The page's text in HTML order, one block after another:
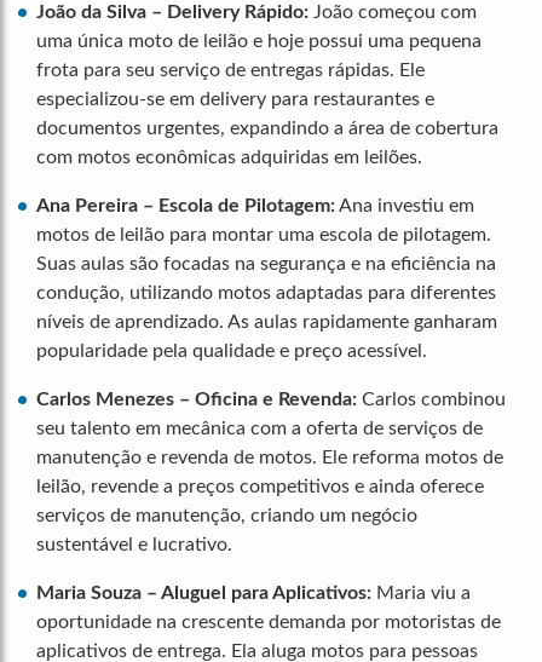
João da Silva – Delivery Rápido: João começou com
uma única moto de leilão e hoje possui uma pequena
frota para seu serviço de entregas rápidas. Ele
especializou-se em delivery para restaurantes e
documentos urgentes, expandindo a área de cobertura
com motos econômicas adquiridas em leilões.
Ana Pereira – Escola de Pilotagem:Ana investiu em
motos de leilão para montar uma escola de pilotagem.
Suas aulas são focadas na segurança e na eficiência na
condução, utilizando motos adaptadas para diferentes
níveis de aprendizado. As aulas rapidamente ganharam
popularidade pela qualidade e preço acessível.
Carlos Menezes – Oficina e Revenda: Carlos combinou
seu talento em mecânica com a oferta de serviços de
manutenção e revenda de motos. Ele reforma motos de
leilão, revende a preços competitivos e ainda oferece
serviços de manutenção, criando um negócio
sustentável e lucrativo.
Maria Souza – Aluguel para Aplicativos: Maria viu a
oportunidade na crescente demanda por motoristas de
aplicativos de entrega. Ela aluga motos para pessoas